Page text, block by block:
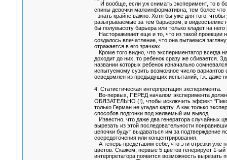
И вообще, если уж снимать эксперимент, то в
спины девочки малоинформативна, тем более что
- знать крайне важно. Хотя бы уже для того,
разыгрываемые за тем барьером, в видеосъемке
бы полувысоту барьера или только кладет на него
Настораживает еще и то, что из такой проекции
создалось впечатление, что она пытаемся
отражается в его зрачках.
Кроме того видно, что экспериментатор всегда
доходит до них, то ребенок сразу же сбивается.
названии которых ребенок изначально
испытуемому сузить возможное число
осведомлен из предыдущих испытаний, т.к. даже
4. Статистическая интерпретация эксперимента.
Во-первых, ПЕРЕД началом эксперимента
ОБЯЗАТЕЛЬНО (!), чтобы исключить эффект
только Герман не угадал карту. А как только
способов подгонки под желаемый им вывод.
Известно, что даже два генератора случайных
вырезать из этой последовательности
цепочки будут выдаваться им за подтверждение
сосредоточения или концентрирования.
А теперь представим себе, что эти отрезки уже
цветов. Скажем, первые 5 цветов генерирует 1-ый
интерпретатора появится возможность вырезать